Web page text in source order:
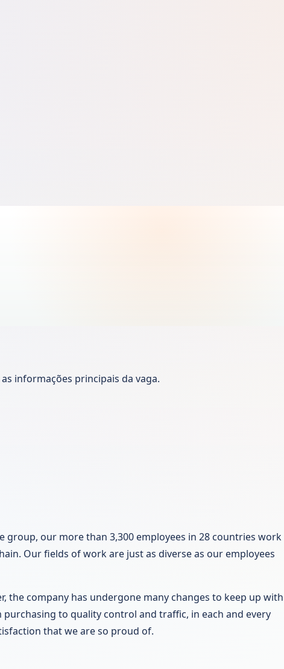
informações principais da vaga.
group, our more than 3,300 employees in 28 countries work
Our fields of work are just as diverse as our employees
the company has undergone many changes to keep up with
to quality control and traffic, in each and every
that we are so proud of.